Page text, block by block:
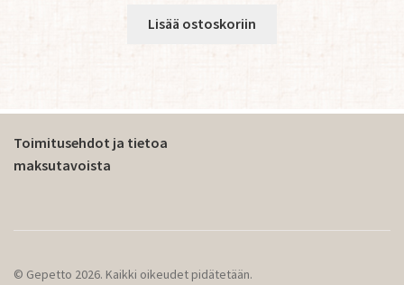
Lisää ostoskoriin
Toimitusehdot ja tietoa
maksutavoista
© Gepetto 2026. Kaikki oikeudet pidätetään.